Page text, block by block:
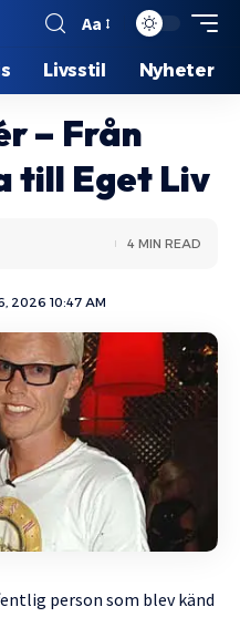
Aa
Livsstil Nyheter
– Från
till Eget Liv
2026 10:47 AM
4 MIN READ
person som blev känd